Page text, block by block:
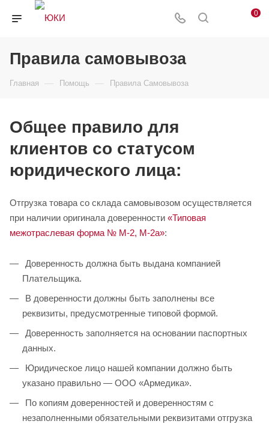
0
Правила самовывоза
Главная — Помощь — Правила Самовывоза
Общее правило для
клиентов со статусом
юридического лица:
Отгрузка товара со склада самовывозом осуществляется
при наличии оригинала доверенности «Типовая
межотраслевая форма № М-2, М-2а»:
Доверенность должна быть выдана компанией
Плательщика.
В доверенности должны быть заполнены все
реквизиты, предусмотренные типовой формой.
Доверенность заполняется на основании паспортных
данных.
Юридическое лицо нашей компании должно быть
указано правильно — ООО «Армедика».
По копиям доверенностей и доверенностям с
незаполненными обязательными реквизитами отгрузка